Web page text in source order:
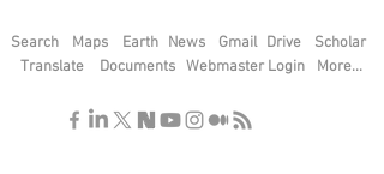
Search Maps Earth News Gmail Drive
Translate
Documents Webmaster Login
Scholar
More...